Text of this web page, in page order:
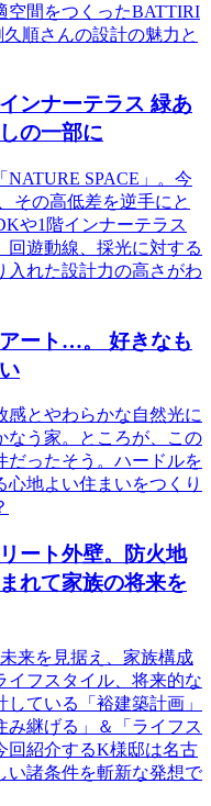
空間をつくったBATTIRI
順さんの設計の魅力と
ンナーテラス 緑あ
の一部に
SPACE」。今
その高低差を逆手にと
や1階インナーテラス
回遊動線、採光に対する
入れた設計力の高さがわ
ート…。 好きなも
感とやわらかな自然光に
なう家。ところが、この
だったそう。ハードルを
地よい住まいをつくり
ート外壁。防火地
れて家族の将来を
来を見据え、家族構成
イフスタイル、将来的な
ている「裕建築計画」
み継げる」＆「ライフス
回紹介するK様邸は名古
い諸条件を斬新な発想で